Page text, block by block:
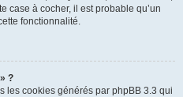
case à cocher, il est probable qu’un
fonctionnalité.
?
les cookies générés par phpBB 3.3 qui